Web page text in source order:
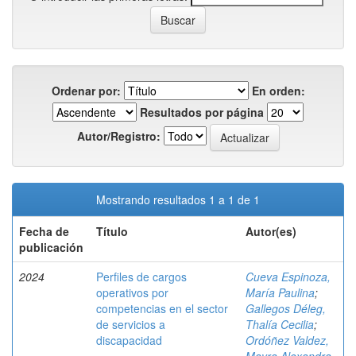
Ordenar por:
En orden:
Resultados por página
Autor/Registro:
Mostrando resultados 1 a 1 de 1
Fecha de
publicación
Título Autor(es)
2024
Perfiles de cargos
operativos por
competencias en el sector
de servicios a
discapacidad
Cueva Espinoza,
María Paulina;
Gallegos Déleg,
Thalía Cecilia;
Ordóñez Valdez,